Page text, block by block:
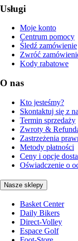
Usługi
Moje konto
Centrum pomocy
Śledź zamówienie
Zwróć
Kody rabatowe
O nas
Kto jesteśmy?
Skontaktuj się z
Termin sprzedaży
Zwroty &
Zastrzeżenia
Metody płatności
Ceny i opcje
Oświadczenie o
Nasze sklepy
Basket Center
Daily Bikers
Direct-Volley
Espace Golf